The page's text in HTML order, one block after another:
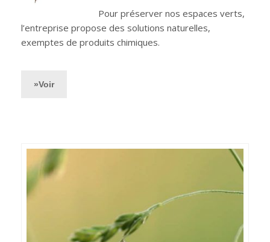
Pour préserver nos espaces verts,
l’entreprise propose des solutions naturelles,
exemptes de produits chimiques.
»Voir